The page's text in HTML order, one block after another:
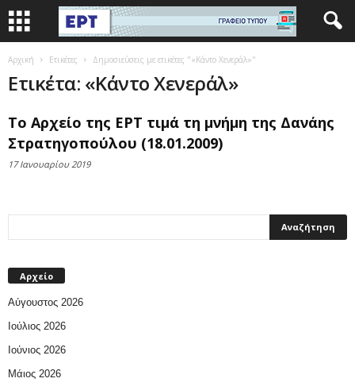
Αρχική Ετικέτες Δημοσιεύσεις με ετικέτες "«Κάντο Χενεράλ»"
Ετικέτα: «Κάντο Χενεράλ»
Το Αρχείο της ΕΡΤ τιμά τη μνήμη της Δανάης
Στρατηγοπούλου (18.01.2009)
17 Ιανουαρίου 2019
Αρχείο
Αύγουστος 2026
Ιούλιος 2026
Ιούνιος 2026
Μάιος 2026